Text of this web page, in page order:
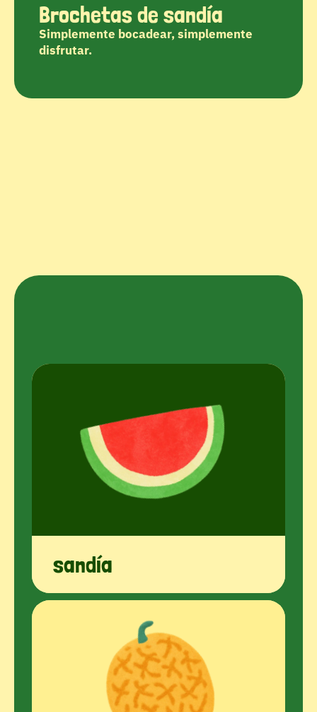
Brochetas de sandía
Simplemente bocadear, simplemente
disfrutar.
frutasdeliciosas
sandía